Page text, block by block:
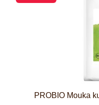
PROBIO Mouka